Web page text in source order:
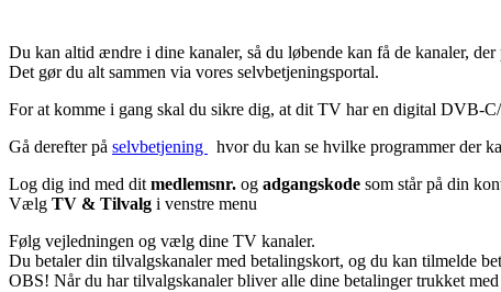
Du kan altid ændre i dine kanaler, så du løbende kan få de kanaler,
Det gør du alt sammen via vores selvbetjeningsportal.
For at komme i gang skal du sikre dig, at dit TV har en digital
Gå derefter på selvbetjening
hvor du kan se hvilke programmer der
Log dig ind med dit medlemsnr. og adgangskode som står på din
Vælg TV & Tilvalg i venstre menu
Følg vejledningen og vælg dine TV kanaler.
Du betaler din tilvalgskanaler med betalingskort, og du kan tilmelde
OBS! Når du har tilvalgskanaler bliver alle dine betalinger trukket